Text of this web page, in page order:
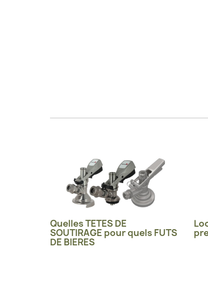
Quelles TETES DE
SOUTIRAGE pour quels FUTS
DE BIERES